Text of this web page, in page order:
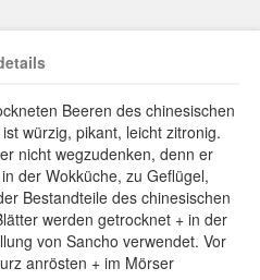
Beeren des chinesischen
würzig, pikant, leicht zitronig.
nicht wegzudenken, denn er
der Wokküche, zu Geflügel,
Bestandteile des chinesischen
werden getrocknet + in der
von Sancho verwendet. Vor
anrösten + im Mörser